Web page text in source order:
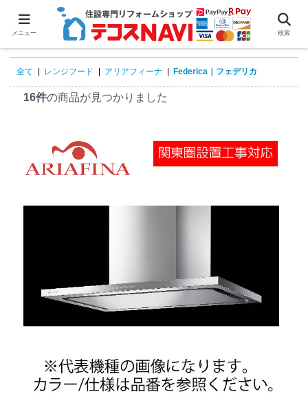
全て レンジフード アリアフィーナ Federica｜フェデリカ
16件の商品が見つかりました
メニュー 検索